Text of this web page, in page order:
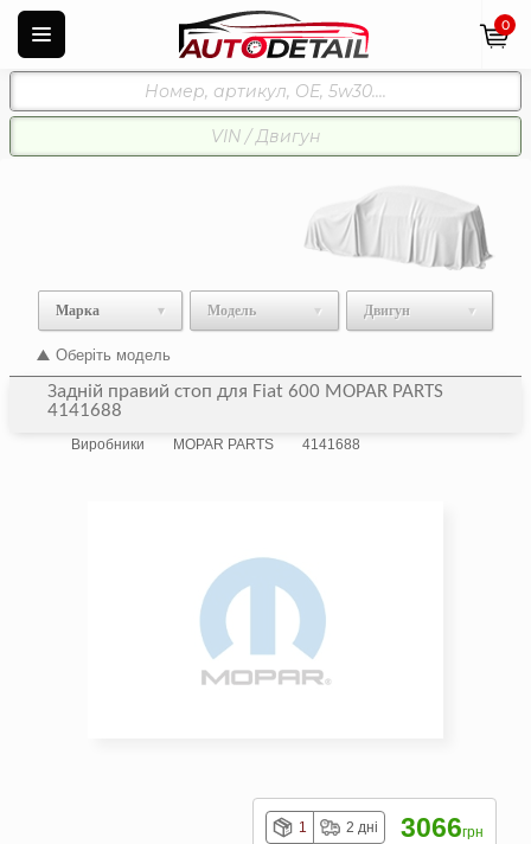
0
Марка Модель Двигун
Оберіть модель
Задній правий стоп для Fiat 600 MOPAR PARTS
4141688
Виробники MOPAR PARTS 4141688
1 2 дні 3066грн